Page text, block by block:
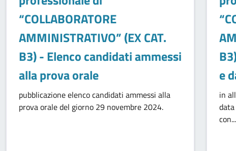
“COLLABORATORE
AMMINISTRATIVO” (EX CAT.
B3) - Elenco candidati ammessi
alla prova orale
pubblicazione elenco candidati ammessi alla
prova orale del giorno 29 novembre 2024.
e
in
con...